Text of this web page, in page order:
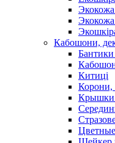
Кабошони,
Китиці
Корони,
Крышки